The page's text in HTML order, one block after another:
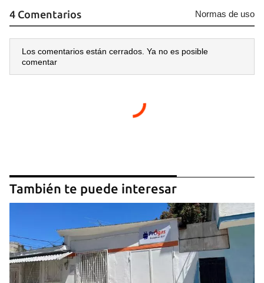
4 Comentarios Normas de uso
Los comentarios están cerrados. Ya no es posible
comentar
También te puede interesar